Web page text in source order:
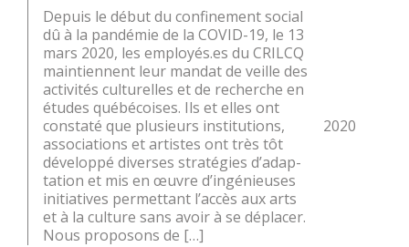
Depuis le début du confinement social
dû à la pandémie de la COVID-19, le 13
mars 2020, les employés.es du CRILCQ
maintiennent leur mandat de veille des
activités culturelles et de recherche en
études québécoises. Ils et elles ont
constaté que plusieurs institutions,
associations et artistes ont très tôt
développé diverses stratégies d’adap­
tation et mis en œuvre d’ingénieuses
initiatives permettant l’accès aux arts
et à la culture sans avoir à se déplacer.
Nous proposons de […]
2020